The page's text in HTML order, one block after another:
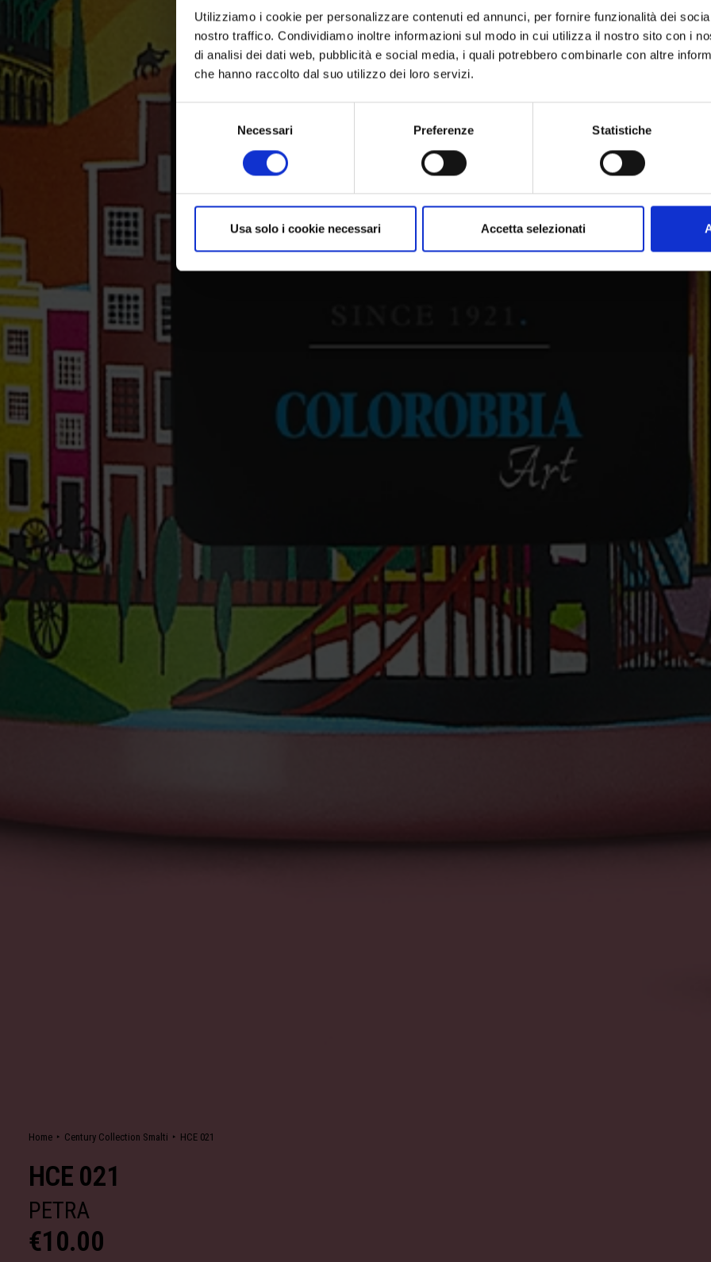
Utilizziamo i cookie per personalizzare contenuti ed annunci, per fornire funzionalità dei
nostro traffico. Condividiamo inoltre informazioni sul modo in cui utilizza il nostro sito con i
di analisi dei dati web, pubblicità e social media, i quali potrebbero combinarle con altre
che hanno raccolto dal suo utilizzo dei loro servizi.
Necessari Preferenze Statistiche
Usa solo i cookie necessari Accetta selezionati
Home Century Collection Smalti HCE 021
HCE 021
PETRA
€10.00